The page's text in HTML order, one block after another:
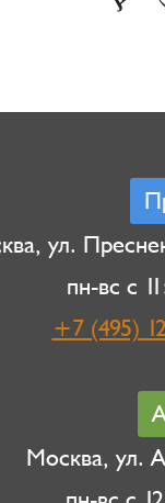
ул.
пн-вс с
+7 (495)
Москва, ул.